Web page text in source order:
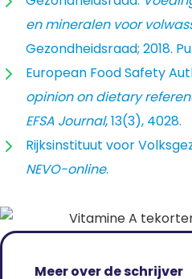
en mineralen voor
Gezondheidsraad; 2018.
European Food Safety
opinion on dietary
EFSA Journal, 13(3), 4028.
Rijksinstituut voor
NEVO-online.
Meer over de schrijver